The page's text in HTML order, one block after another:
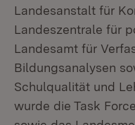
Landesanstalt für
Landeszentrale für
Landesamt für
Bildungsanalysen
Schulqualität und
wurde die Task